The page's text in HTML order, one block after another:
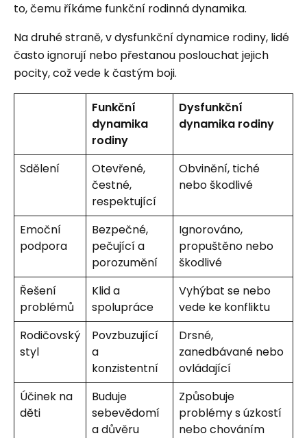
to, čemu říkáme funkční rodinná dynamika.
Na druhé straně, v dysfunkční dynamice rodiny, lidé
často ignorují nebo přestanou poslouchat jejich
pocity, což vede k častým boji.
Funkční
dynamika
rodiny
Dysfunkční
dynamika rodiny
Sdělení
Otevřené,
čestné,
respektující
Obvinění, tiché
nebo škodlivé
Emoční
podpora
Bezpečné,
pečující a
porozumění
Ignorováno,
propuštěno nebo
škodlivé
Řešení
problémů
Klid a
spolupráce
Vyhýbat se nebo
vede ke konfliktu
Rodičovský
styl
Povzbuzující
a
konzistentní
Drsné,
zanedbávané nebo
ovládající
Účinek na
děti
Buduje
sebevědomí
a důvěru
Způsobuje
problémy s úzkostí
nebo chováním